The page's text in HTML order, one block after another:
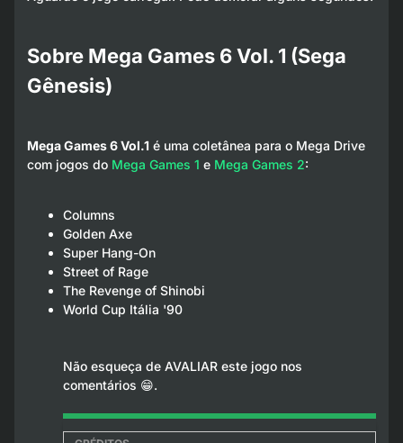
Sobre Mega Games 6 Vol. 1 (Sega
Gênesis)
Mega Games 6 Vol.1é uma coletânea para o Mega Drive
com jogos do Mega Games 1 e Mega Games 2:
Columns
Golden Axe
Super Hang-On
Street of Rage
The Revenge of Shinobi
World Cup Itália '90
Não esqueça de AVALIAR este jogo nos
comentários 😁.